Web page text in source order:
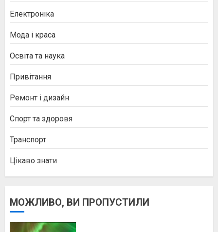
Електроніка
Мода і краса
Освіта та наука
Привітання
Ремонт і дизайн
Спорт та здоровя
Транспорт
Цікаво знати
МОЖЛИВО, ВИ ПРОПУСТИЛИ